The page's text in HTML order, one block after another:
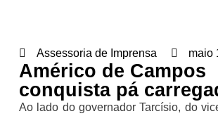
Assessoria de Imprensa maio
Américo de Campos
conquista pá
Ao lado do governador Tarcísio, do